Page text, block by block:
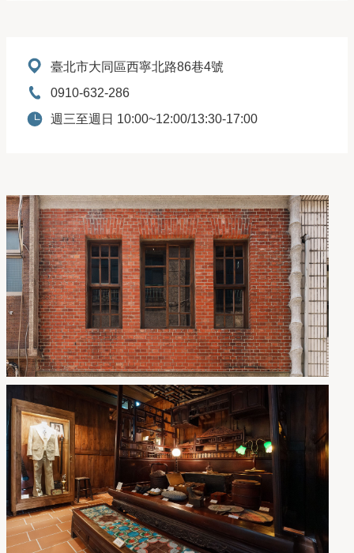
地址：臺北市大同區西寧北路86巷4號
電話：0910-632-286
開放時間：
週三至週日 10:00~12:00/13:30-17:00